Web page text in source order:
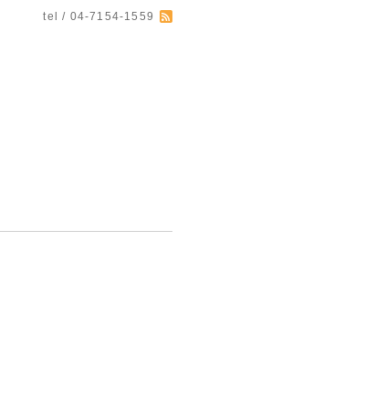
tel / 04-7154-1559